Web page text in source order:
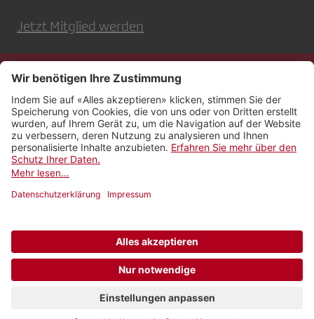
Jetzt Mitglied werden
Kontakt
Impressum
Rechtliches
Netiquette
Newsletter abonnieren